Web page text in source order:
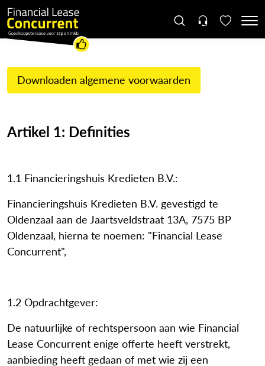
Downloaden algemene voorwaarden
Artikel 1: Definities
1.1 Financieringshuis Kredieten B.V.:
Financieringshuis Kredieten B.V. gevestigd te
Oldenzaal aan de Jaartsveldstraat 13A, 7575 BP
Oldenzaal, hierna te noemen: "Financial Lease
Concurrent",
1.2 Opdrachtgever:
De natuurlijke of rechtspersoon aan wie Financial
Lease Concurrent enige offerte heeft verstrekt,
aanbieding heeft gedaan of met wie zij een